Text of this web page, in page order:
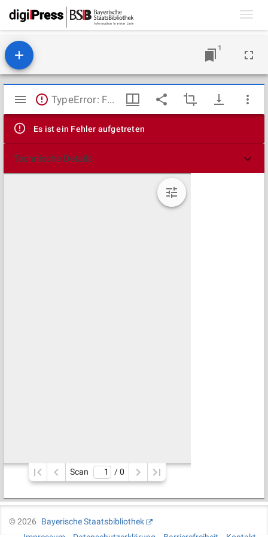
1
Mirador
Viewer
TypeError: Failed to fetch
Es ist ein Fehler aufgetreten
Technische Details
Scan / 0
©2026
Bayerische Staatsbibliothek